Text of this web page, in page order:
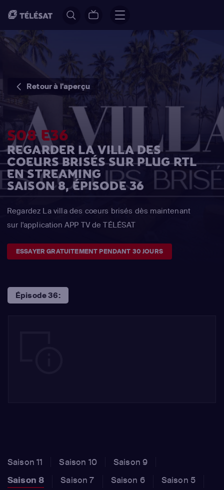
Retour à l'aperçu
S08 E36
REGARDER LA VILLA DES
COEURS BRISÉS SUR PLUG RTL
EN STREAMING
SAISON 8, ÉPISODE 36
Regardez La villa des coeurs brisés dès maintenant
sur l'application APP TV de TÉLÉSAT
ESSAYER GRATUITEMENT PENDANT 30 JOURS
Épisode 36:
Saison 11 Saison 10
Saison 9
Saison 8
Saison 7 Saison 6
Saison 5